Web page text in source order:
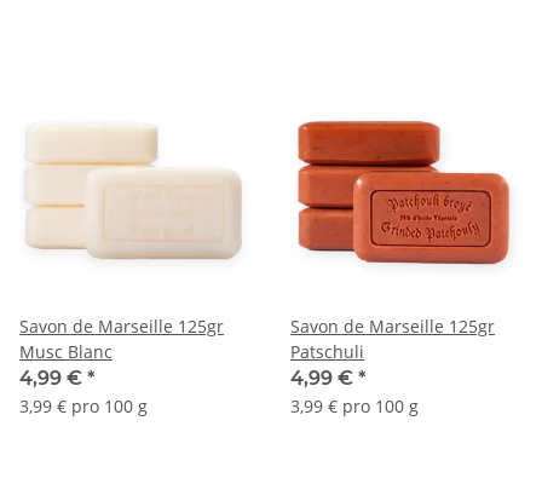
Savon de Marseille 125gr
Musc Blanc
4,99 € *
3,99 € pro 100 g
Savon de Marseille 125gr
Patschuli
4,99 € *
3,99 € pro 100 g